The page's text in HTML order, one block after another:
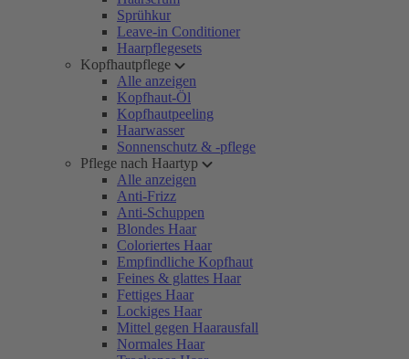
Sprühkur
Leave-in Conditioner
Haarpflegesets
Kopfhautpflege
Alle anzeigen
Kopfhaut-Öl
Kopfhautpeeling
Haarwasser
Sonnenschutz & -pflege
Pflege nach Haartyp
Alle anzeigen
Anti-Frizz
Anti-Schuppen
Blondes Haar
Coloriertes Haar
Empfindliche Kopfhaut
Feines & glattes Haar
Fettiges Haar
Lockiges Haar
Mittel gegen Haarausfall
Normales Haar